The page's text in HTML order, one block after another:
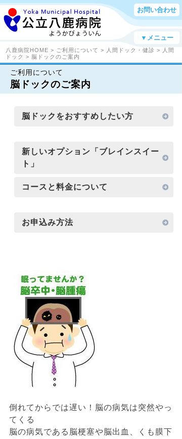
お問い合わせ
▼メニュー
八鹿病院HOME > ご利用について > 人間ドック・健診 >
人間
ドック > 脳ドックのご案内
ご利用について
脳ドックのご案内
脳ドックをおすすめしたい方
新しいオプション「ブレインスイー
ト」
コースと料金について
お申込み方法
倒れてからでは遅い！脳の病気は突然やっ
てくる
脳の病気である脳梗塞や脳出血、くも膜下